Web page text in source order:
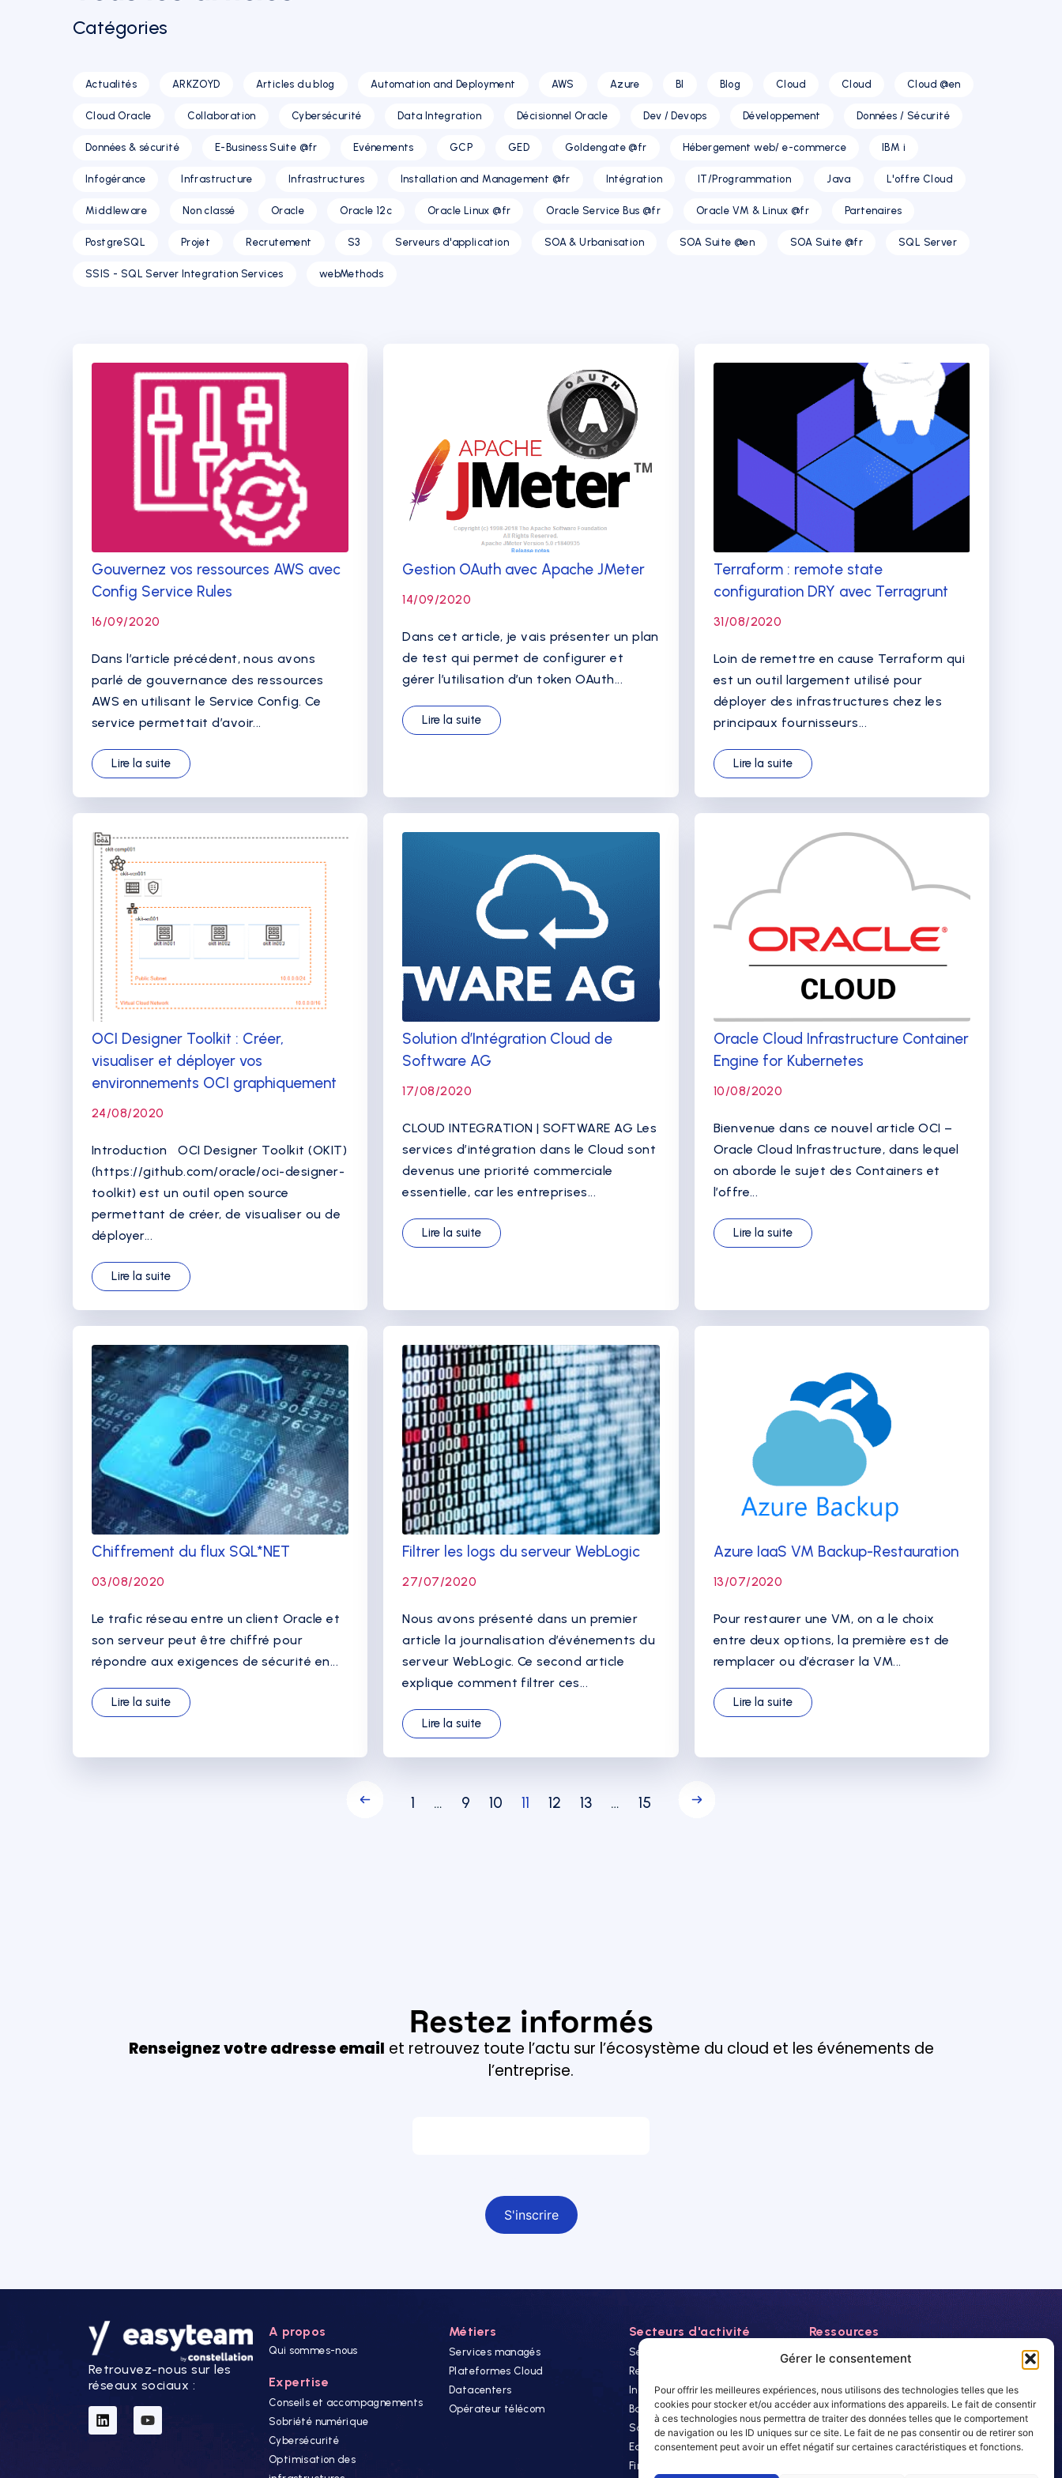
Gérer le consentement
Pour offrir les meilleures expériences, nous utilisons des technologies telles que les
cookies pour stocker et/ou accéder aux informations des appareils. Le fait de consentir
à ces technologies nous permettra de traiter des données telles que le comportement
de navigation ou les ID uniques sur ce site. Le fait de ne pas consentir ou de retirer son
consentement peut avoir un effet négatif sur certaines caractéristiques et fonctions.
Catégories
Actualités ARKZOYD Articles du blog Automation and Deployment AWS Azure BI Blog Cloud Cloud Cloud @en
Cloud Oracle Collaboration Cybersécurité Data Integration Décisionnel Oracle Dev / Devops Développement Données / Sécurité
Données & sécurité E-Business Suite @fr Evénements GCP GED Goldengate @fr Hébergement web/ e-commerce IBM i
Infogérance Infrastructure Infrastructures Installation and Management @fr Intégration IT/Programmation Java L'offre Cloud
Middleware Non classé Oracle Oracle 12c Oracle Linux @fr Oracle Service Bus @fr Oracle VM & Linux @fr Partenaires
PostgreSQL Projet Recrutement S3 Serveurs d'application SOA & Urbanisation SOA Suite @en SOA Suite @fr SQL Server
SSIS - SQL Server Integration Services webMethods
Gouvernez vos ressources AWS avec
Config Service Rules
16/09/2020
Dans l’article précédent, nous avons
parlé de gouvernance des ressources
AWS en utilisant le Service Config. Ce
service permettait d’avoir...
Lire la suite
Gestion OAuth avec Apache JMeter
14/09/2020
Dans cet article, je vais présenter un plan
de test qui permet de configurer et
gérer l’utilisation d’un token OAuth...
Lire la suite
Terraform : remote state
configuration DRY avec Terragrunt
31/08/2020
Loin de remettre en cause Terraform qui
est un outil largement utilisé pour
déployer des infrastructures chez les
principaux fournisseurs...
Lire la suite
OCI Designer Toolkit : Créer,
visualiser et déployer vos
environnements OCI graphiquement
24/08/2020
Introduction OCI Designer Toolkit (OKIT)
(https://github.com/oracle/oci-designer-
toolkit) est un outil open source
permettant de créer, de visualiser ou de
déployer...
Lire la suite
Solution d’Intégration Cloud de
Software AG
17/08/2020
CLOUD INTEGRATION | SOFTWARE AG Les
services d’intégration dans le Cloud sont
devenus une priorité commerciale
essentielle, car les entreprises...
Lire la suite
Oracle Cloud Infrastructure Container
Engine for Kubernetes
10/08/2020
Bienvenue dans ce nouvel article OCI –
Oracle Cloud Infrastructure, dans lequel
on aborde le sujet des Containers et
l’offre...
Lire la suite
Chiffrement du flux SQL*NET
03/08/2020
Le trafic réseau entre un client Oracle et
son serveur peut être chiffré pour
répondre aux exigences de sécurité en...
Lire la suite
Filtrer les logs du serveur WebLogic
27/07/2020
Nous avons présenté dans un premier
article la journalisation d’événements du
serveur WebLogic. Ce second article
explique comment filtrer ces...
Lire la suite
Azure IaaS VM Backup-Restauration
13/07/2020
Pour restaurer une VM, on a le choix
entre deux options, la première est de
remplacer ou d’écraser la VM...
Lire la suite
1 … 9 10 11 12 13 … 15
Restez informés
Renseignez votre adresse email et retrouvez toute l’actu sur l’écosystème du cloud et les événements de
l’entreprise.
Retrouvez-nous sur les
réseaux sociaux :
A propos
Qui sommes-nous
Expertise
Conseils et accompagnements
Sobriété numérique
Cybersécurité
Optimisation des
Métiers
Services managés
Plateformes Cloud
Datacenters
Opérateur télécom
Secteurs d'activité
Secteur Public
Retails
Industrie
Banque & Assurance
Santé
Editeurs
Finance
Ressources
Actualités
Autres
Carrière
Newsletter